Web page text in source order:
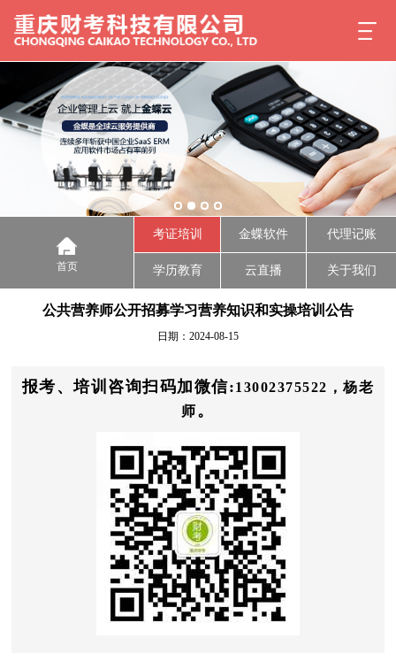
首页
考证培训 金蝶软件 代理记账
学历教育 云直播 关于我们
公共营养师公开招募学习营养知识和实操培训公告
日期：2024-08-15
报考、培训咨询扫码加微信:13002375522，杨老
师。